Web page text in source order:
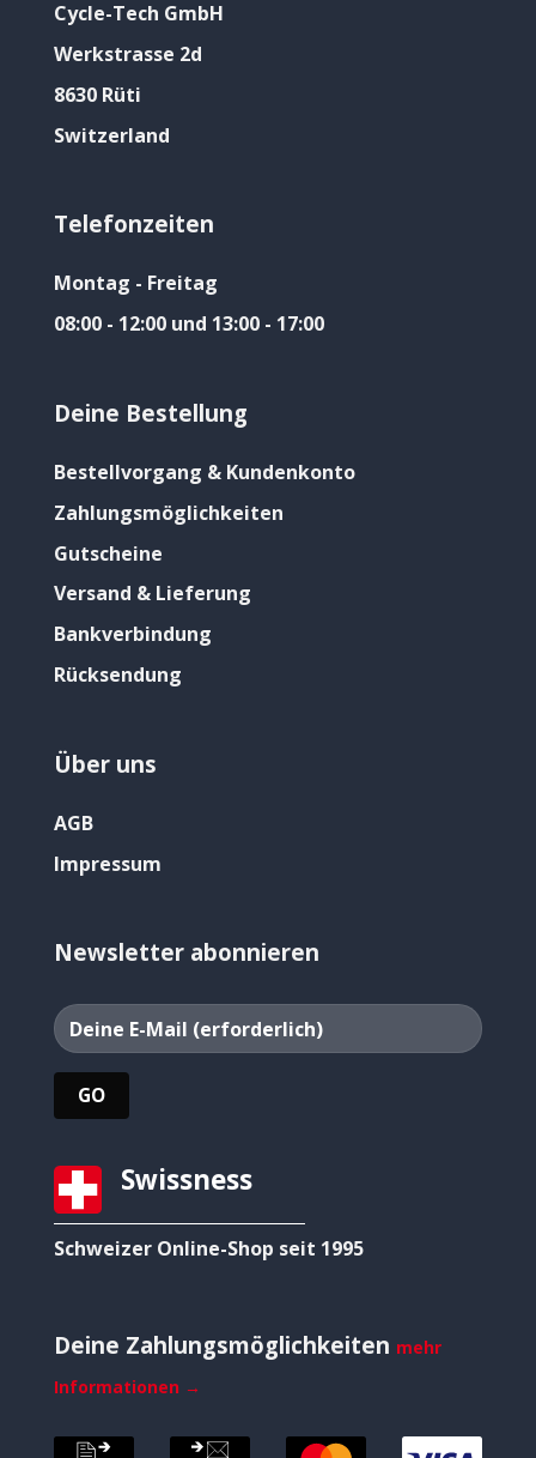
Cycle-Tech GmbH
Werkstrasse 2d
8630 Rüti
Switzerland
Telefonzeiten
Montag - Freitag
08:00 - 12:00 und 13:00 - 17:00
Deine Bestellung
Bestellvorgang & Kundenkonto
Zahlungsmöglichkeiten
Gutscheine
Versand & Lieferung
Bankverbindung
Rücksendung
Über uns
AGB
Impressum
Newsletter abonnieren
Swissness
Schweizer Online-Shop seit 1995
Deine Zahlungsmöglichkeiten mehr
Informationen →